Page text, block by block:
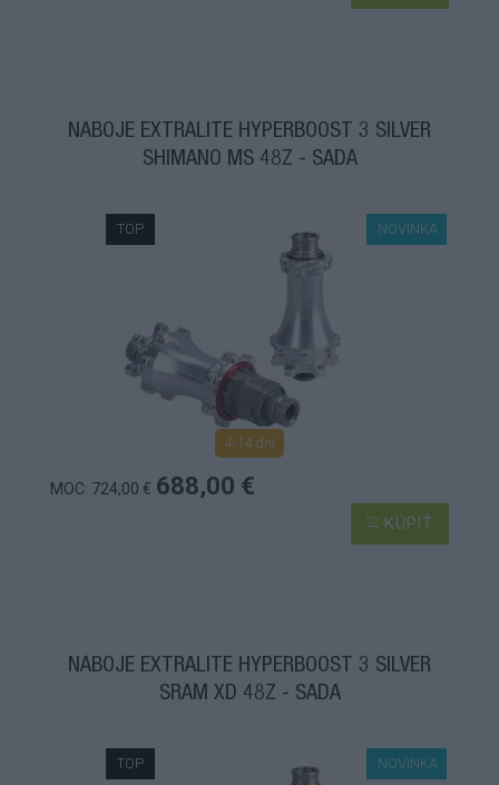
NÁBOJE EXTRALITE HYPERBOOST 3 SILVER
SHIMANO MS 48Z - SADA
NOVINKA
TOP
4-14 dní
MOC: 724,00 € 688,00 €
KÚPIŤ
NÁBOJE EXTRALITE HYPERBOOST 3 SILVER
SRAM XD 48Z - SADA
NOVINKA
TOP